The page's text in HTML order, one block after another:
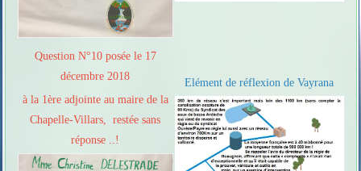
Question N°10 posée le 17
décembre 2018
à la 1ère adjointe au maire de la
Chapelle-Villars, restée sans
réponse ..!
Elément de réflexion de Vayrana